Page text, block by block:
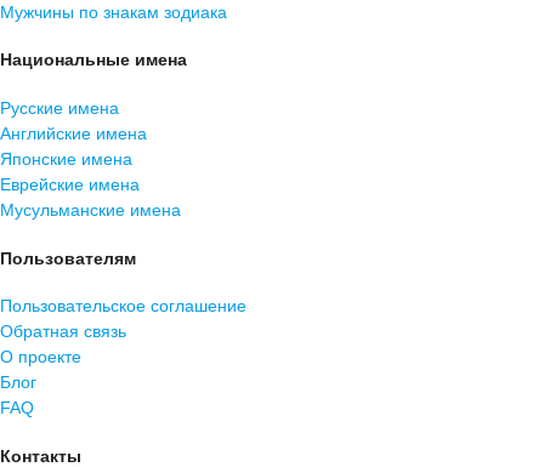
Мужчины по знакам зодиака
Национальные имена
Русские имена
Английские имена
Японские имена
Еврейские имена
Мусульманские имена
Пользователям
Пользовательское соглашение
Обратная связь
О проекте
Блог
FAQ
Контакты